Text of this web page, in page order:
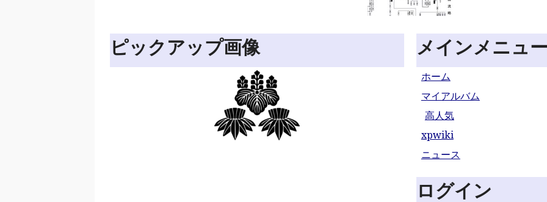
ピックアップ画像 メインメニュ
ホーム
マイアルバム
高人気
xpwiki
ニュース
ログイン